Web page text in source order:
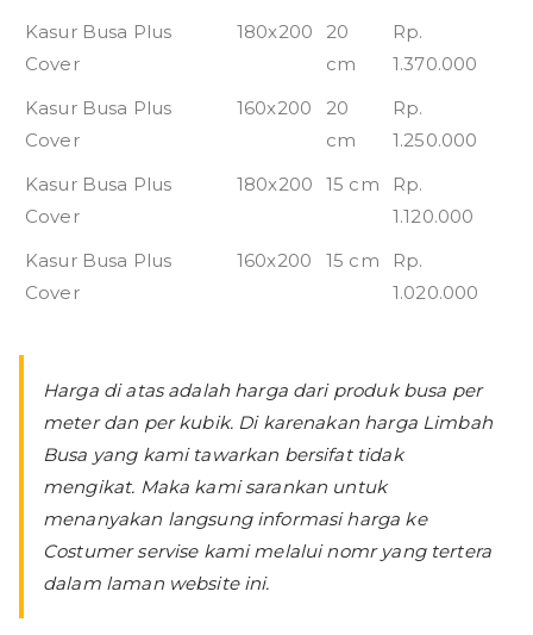
Kasur Busa Plus
Cover
180x200
20
cm
Rp.
1.370.000
Kasur Busa Plus
Cover
160x200
20
cm
Rp.
1.250.000
Kasur Busa Plus
Cover
180x200 15 cm
Rp.
1.120.000
Kasur Busa Plus
Cover
160x200 15 cm
Rp.
1.020.000
Harga di atas adalah harga dari produk busa per
meter dan per kubik. Di karenakan harga Limbah
Busa yang kami tawarkan bersifat tidak
mengikat. Maka kami sarankan untuk
menanyakan langsung informasi harga ke
Costumer servise kami melalui nomr yang tertera
dalam laman website ini.